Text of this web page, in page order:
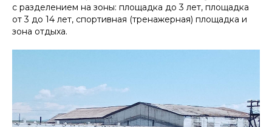
с разделением на зоны: площадка до 3 лет, площадка
от 3 до 14 лет, спортивная (тренажерная) площадка и
зона отдыха.